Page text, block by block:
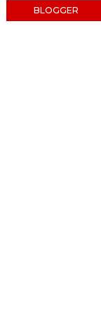
BLOGGER